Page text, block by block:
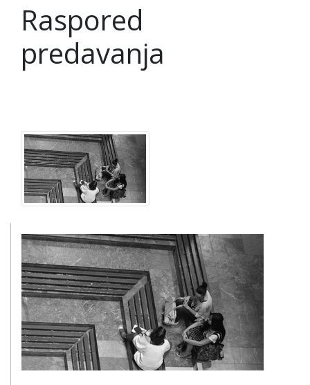
Raspored
predavanja